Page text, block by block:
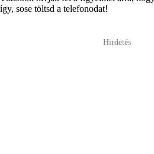
így, sose töltsd a telefonodat!
Hirdetés